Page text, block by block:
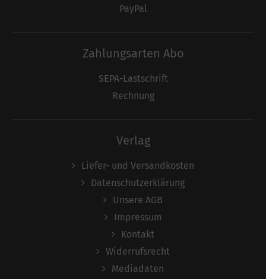
PayPal
Zahlungsarten Abo
SEPA-Lastschrift
Rechnung
Verlag
Liefer- und Versandkosten
Datenschutzerklärung
Unsere AGB
Impressum
Kontakt
Widerrufsrecht
Mediadaten